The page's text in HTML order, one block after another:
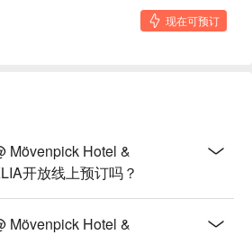
现在可预订
Mövenpick Hotel &
开放线上预订吗？
Mövenpick Hotel &